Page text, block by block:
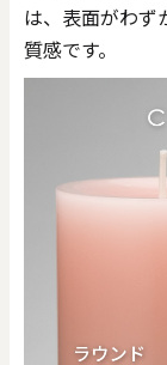
は、表面がわず
質感です。